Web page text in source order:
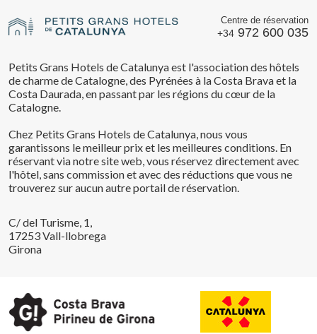
Centre de réservation
+34 972 600 035
Petits Grans Hotels de Catalunya est l'association des hôtels
de charme de Catalogne, des Pyrénées à la Costa Brava et la
Costa Daurada, en passant par les régions du cœur de la
Catalogne.
Chez Petits Grans Hotels de Catalunya, nous vous
garantissons le meilleur prix et les meilleures conditions. En
réservant via notre site web, vous réservez directement avec
l'hôtel, sans commission et avec des réductions que vous ne
trouverez sur aucun autre portail de réservation.
C/ del Turisme, 1,
17253 Vall-llobrega
Girona